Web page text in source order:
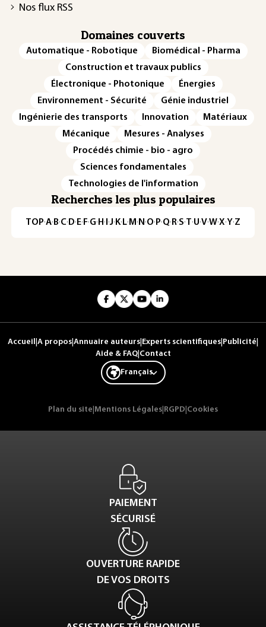
Nos flux RSS
Domaines couverts
Automatique - Robotique
Biomédical - Pharma
Construction et travaux publics
Électronique - Photonique
Énergies
Environnement - Sécurité
Génie industriel
Ingénierie des transports
Innovation
Matériaux
Mécanique
Mesures - Analyses
Procédés chimie - bio - agro
Sciences fondamentales
Technologies de l'information
Recherches les plus populaires
TOP·A·B·C· D· E· F·G· H · ·J· K· L· M · N ·O· P·Q· R·S·T·U·V·W·X·Y·Z
Accueil A propos Annuaire auteurs Experts scientifiques Publicité
Aide & FAQ| Contact
Français
Plan du site Mentions Légales RGPD Cookies
PAIEMENT
SÉCURISÉ
OUVERTURE RAPIDE
DE VOS DROITS